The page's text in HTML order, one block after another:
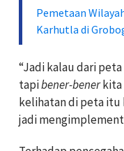
Pemetaan
Karhutla di
“Jadi kalau dari
tapibener-benerkita
kelihatan di peta itu
jadi